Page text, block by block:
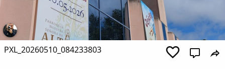
PXL_20260510_084233803